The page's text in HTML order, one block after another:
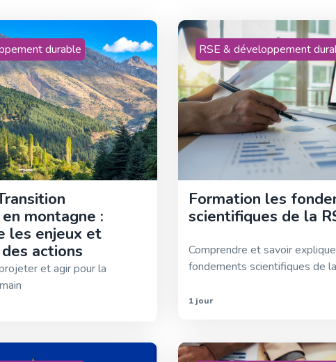
durable
montagne :
les enjeux et
actions
et agir pour la
RSE & développement
Formation les
scientifiques de la
Comprendre et savoir
fondements scientifiques de
1 jour